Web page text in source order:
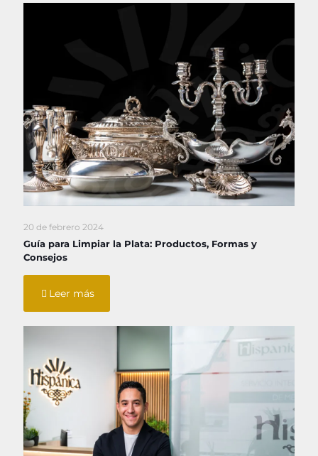
20 de febrero 2024
Guía para Limpiar la Plata: Productos, Formas y
Consejos
Leer más